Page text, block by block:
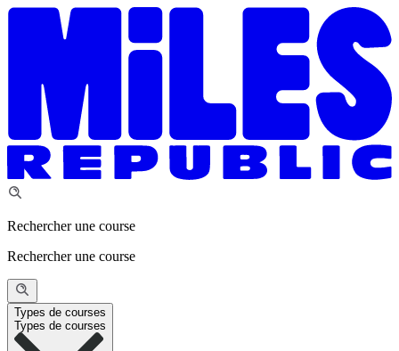
Rechercher une course
Rechercher une course
Types de courses
Types de courses